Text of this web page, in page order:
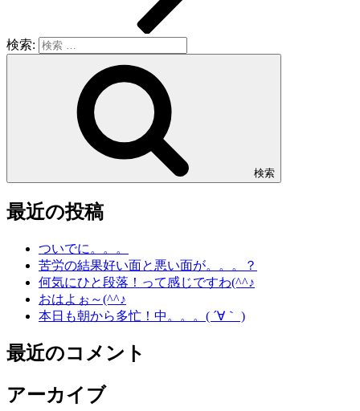
検索:
検索
最近の投稿
ついでに。。。
苦労の結果好い面と悪い面が。。。？
何気にひと段落！って感じですわ(^^♪
おはよぉ～(^^♪
本日も朝から多忙！中。。。( ´∀｀ )
最近のコメント
アーカイブ